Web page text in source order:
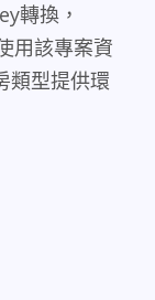
轉換，
用該專案資
類型提供環